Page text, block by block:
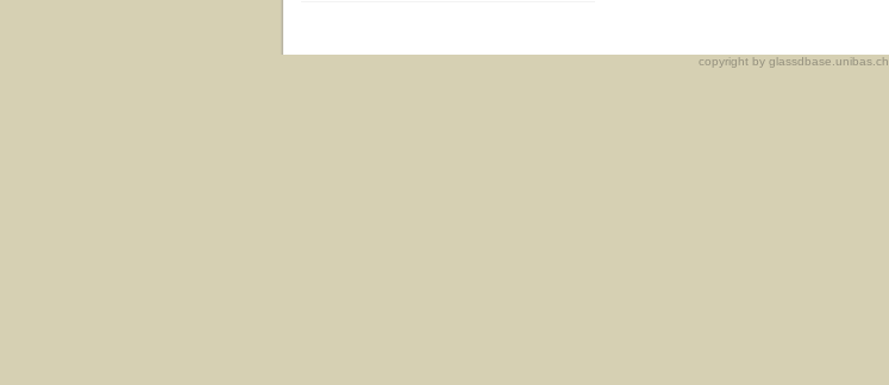
copyright by glassdbase.unibas.ch